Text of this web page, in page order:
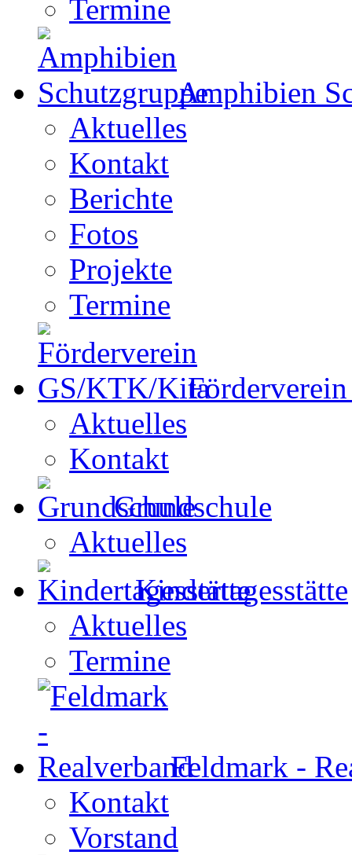
Termine
Amphibien
Aktuelles
Kontakt
Berichte
Fotos
Projekte
Termine
Aktuelles
Kontakt
Grundschule
Aktuelles
Kindertagesstätte
Aktuelles
Termine
Feldmark -
Kontakt
Vorstand